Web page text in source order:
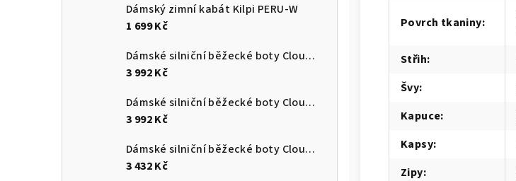
Dámský zimní kabát Kilpi PERU-W
1 699 Kč
Dámské silniční běžecké boty Cloudmonster 3
3 992 Kč
Dámské silniční běžecké boty Cloudmonster 3
3 992 Kč
Dámské silniční běžecké boty Cloudsurfer Max
3 432 Kč
Povrch tkaniny:
Střih:
Švy:
Kapuce:
Kapsy:
Zipy: